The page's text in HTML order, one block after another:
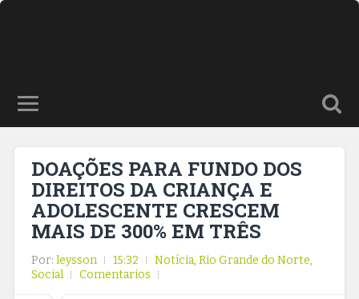
DOAÇÕES PARA FUNDO DOS
DIREITOS DA CRIANÇA E
ADOLESCENTE CRESCEM
MAIS DE 300% EM TRÊS
Por: leysson 15:32 Notícia, Rio Grande do Norte,
Social
Comentarios